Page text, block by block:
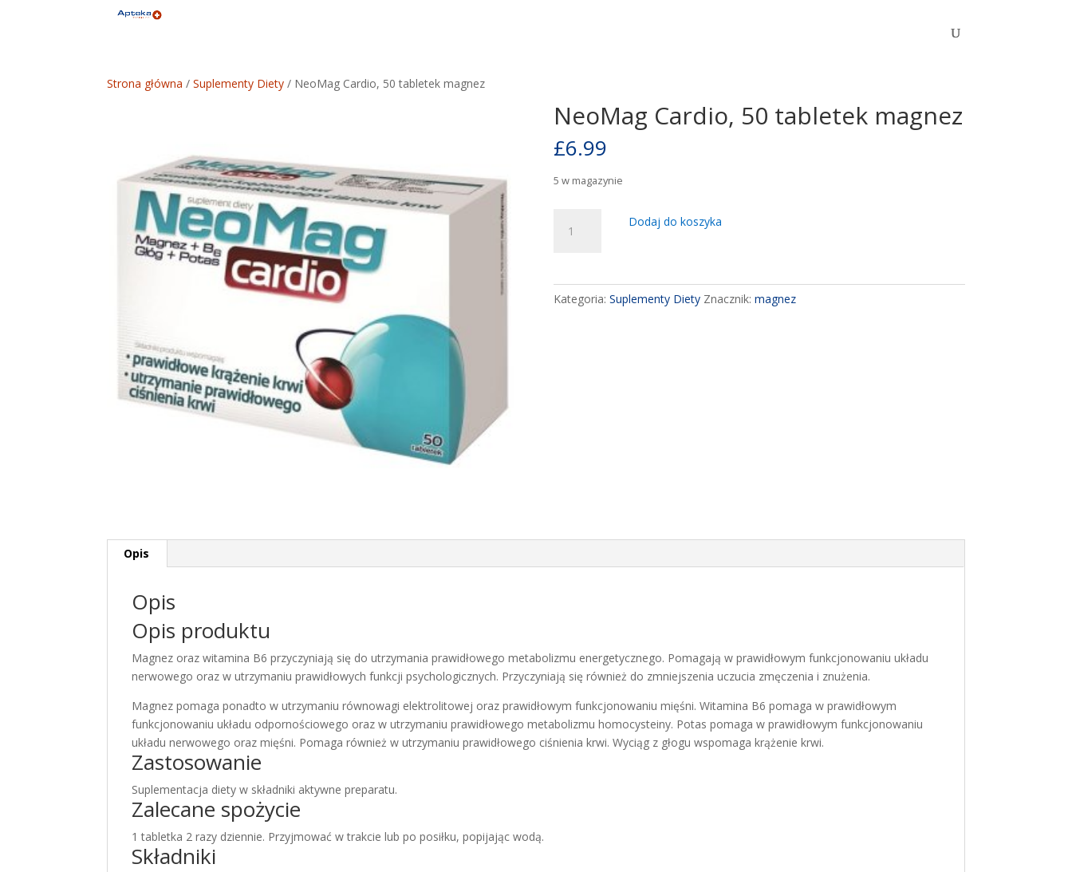
Strona główna /Suplementy Diety / NeoMag Cardio, 50 tabletek magnez
NeoMag Cardio, 50 tabletek magnez
£6.99
5 w magazynie
NeoMag
magnez
Dodaj do koszyka
Kategoria: Suplementy Diety Znacznik: magnez
Opis
Opis
Opis produktu
Magnez oraz witamina B6 przyczyniają się do utrzymania prawidłowego metabolizmu energetycznego. Pomagają w prawidłowym funkcjonowaniu układu
nerwowego oraz w utrzymaniu prawidłowych funkcji psychologicznych. Przyczyniają się również do zmniejszenia uczucia zmęczenia i znużenia.
Magnez pomaga ponadto w utrzymaniu równowagi elektrolitowej oraz prawidłowym funkcjonowaniu mięśni. Witamina B6 pomaga w prawidłowym
funkcjonowaniu układu odpornościowego oraz w utrzymaniu prawidłowego metabolizmu homocysteiny. Potas pomaga w prawidłowym funkcjonowaniu
układu nerwowego oraz mięśni. Pomaga również w utrzymaniu prawidłowego ciśnienia krwi. Wyciąg z głogu wspomaga krążenie krwi.
Zastosowanie
Suplementacja diety w składniki aktywne preparatu.
Zalecane spożycie
1 tabletka 2 razy dziennie. Przyjmować w trakcie lub po posiłku, popijając wodą.
Składniki